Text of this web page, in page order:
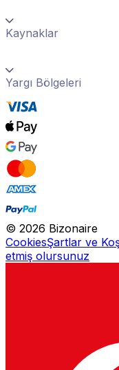
Kaynaklar
Yargı Bölgeleri
© 2026 Bizonaire
CookiesŞartlar ve
etmiş olursunuz